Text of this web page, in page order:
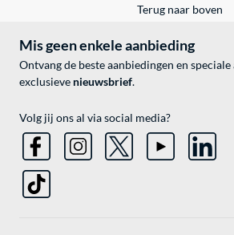
Terug naar boven
Mis geen enkele aanbieding
Ontvang de beste aanbiedingen en speciale
exclusieve nieuwsbrief.
Volg jij ons al via social media?